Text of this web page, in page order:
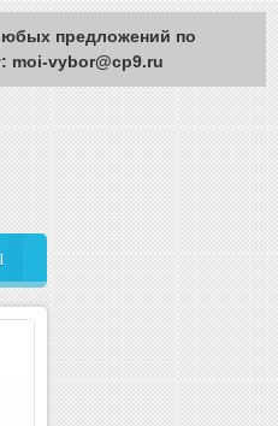
предложений по
moi-vybor@cp9.ru